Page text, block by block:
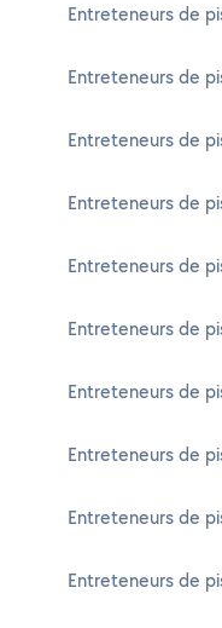
Entreteneurs de
Entreteneurs de
Entreteneurs de
Entreteneurs de
Entreteneurs de
Entreteneurs de
Entreteneurs de
Entreteneurs de
Entreteneurs de
Entreteneurs de